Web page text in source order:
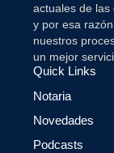
actuales de las
y por esa
nuestros
un mejor
Quick Links
Notaria
Novedades
Podcasts